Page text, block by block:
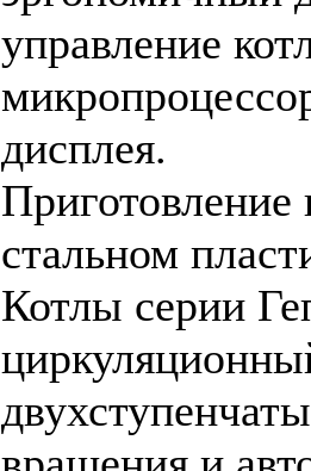
управление
дисплея.
стальном
Котлы серии